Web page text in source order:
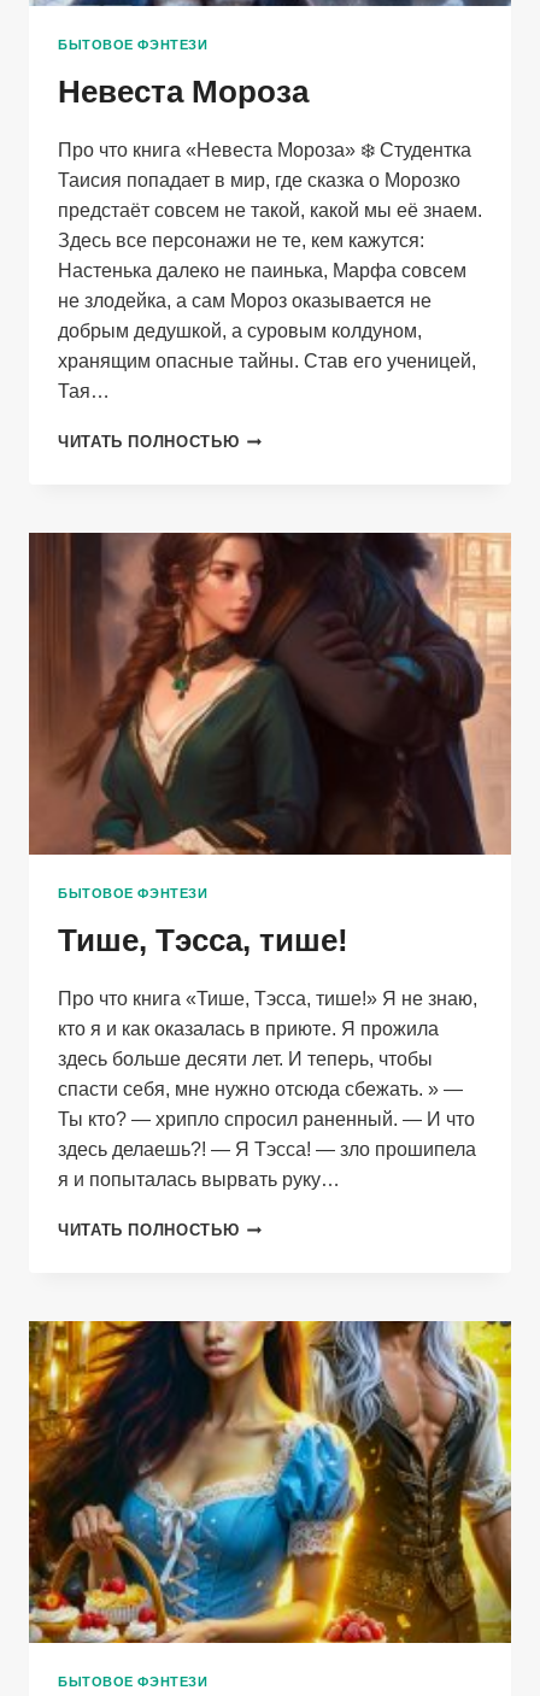
БЫТОВОЕ ФЭНТЕЗИ
Невеста Мороза
Про что книга «Невеста Мороза» ❄️ Студентка
Таисия попадает в мир, где сказка о Морозко
предстаёт совсем не такой, какой мы её знаем.
Здесь все персонажи не те, кем кажутся:
Настенька далеко не паинька, Марфа совсем
не злодейка, а сам Мороз оказывается не
добрым дедушкой, а суровым колдуном,
хранящим опасные тайны. Став его ученицей,
Тая…
ЧИТАТЬ ПОЛНОСТЬЮ НЕВЕСТА
БЫТОВОЕ ФЭНТЕЗИ
Тише, Тэсса, тише!
Про что книга «Тише, Тэсса, тише!» Я не знаю,
кто я и как оказалась в приюте. Я прожила
здесь больше десяти лет. И теперь, чтобы
спасти себя, мне нужно отсюда сбежать. » —
Ты кто? — хрипло спросил раненный. — И что
здесь делаешь?! — Я Тэсса! — зло прошипела
я и попыталась вырвать руку…
ЧИТАТЬ ПОЛНОСТЬЮ ТИШЕ,
БЫТОВОЕ ФЭНТЕЗИ